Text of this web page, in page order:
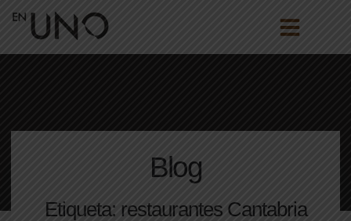
Blog
Etiqueta: restaurantes Cantabria